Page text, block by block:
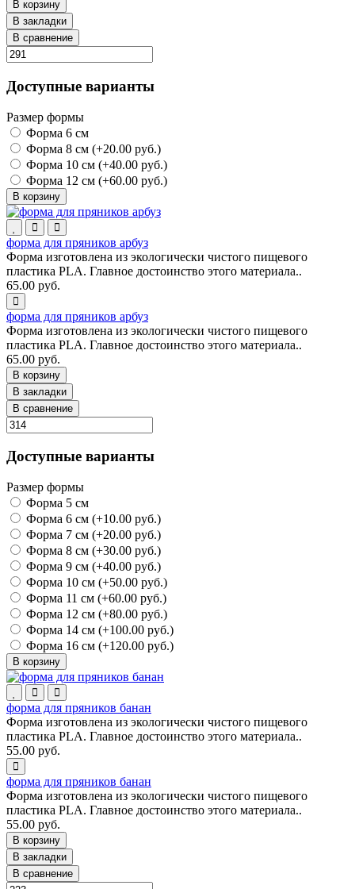
В корзину
В закладки
В сравнение
Доступные варианты
Размер формы
Форма 6 см
Форма 8 см (+20.00 руб.)
Форма 10 см (+40.00 руб.)
Форма 12 см (+60.00 руб.)
В корзину
форма для пряников арбуз
Форма изготовлена из экологически чистого пищевого
пластика PLA. Главное достоинство этого материала..
65.00 руб.
форма для пряников арбуз
Форма изготовлена из экологически чистого пищевого
пластика PLA. Главное достоинство этого материала..
65.00 руб.
В корзину
В закладки
В сравнение
Доступные варианты
Размер формы
Форма 5 см
Форма 6 см (+10.00 руб.)
Форма 7 см (+20.00 руб.)
Форма 8 см (+30.00 руб.)
Форма 9 см (+40.00 руб.)
Форма 10 см (+50.00 руб.)
Форма 11 см (+60.00 руб.)
Форма 12 см (+80.00 руб.)
Форма 14 см (+100.00 руб.)
Форма 16 см (+120.00 руб.)
В корзину
форма для пряников банан
Форма изготовлена из экологически чистого пищевого
пластика PLA. Главное достоинство этого материала..
55.00 руб.
форма для пряников банан
Форма изготовлена из экологически чистого пищевого
пластика PLA. Главное достоинство этого материала..
55.00 руб.
В корзину
В закладки
В сравнение